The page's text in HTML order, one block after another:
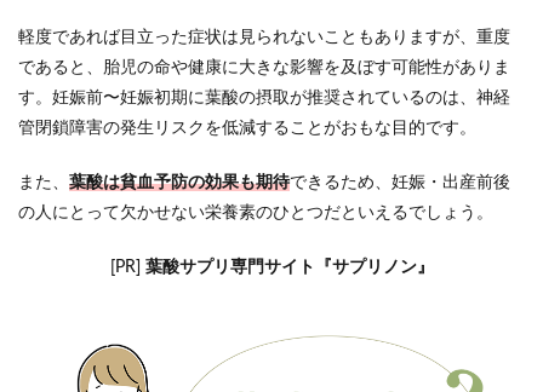
軽度であれば目立った症状は見られないこともありますが、重度
であると、胎児の命や健康に大きな影響を及ぼす可能性がありま
す。妊娠前〜妊娠初期に葉酸の摂取が推奨されているのは、神経
管閉鎖障害の発生リスクを低減することがおもな目的です。
また、 葉酸は貧血予防の効果も期待できるため、妊娠・出産前後
の人にとって欠かせない栄養素のひとつだといえるでしょう。
[PR] 葉酸サプリ専門サイト『サプリノン』